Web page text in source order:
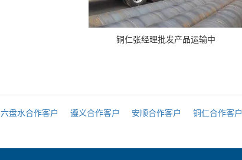
铜仁张经理批发产品运输中
六盘水合作客户 遵义合作客户 安顺合作客户 铜仁合作客户